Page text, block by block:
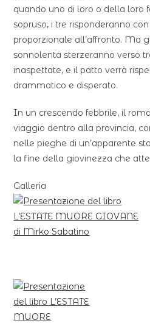
quando uno di loro o della loro
sopruso, i tre risponderanno
proporzionale all’affronto. Ma
sonnolenta sterzeranno verso
inaspettate, e il patto verrà
drammatico e disperato.
In un crescendo febbrile, il
viaggio dentro alla provincia,
nelle pieghe di un’apparente
la fine della giovinezza che
Galleria